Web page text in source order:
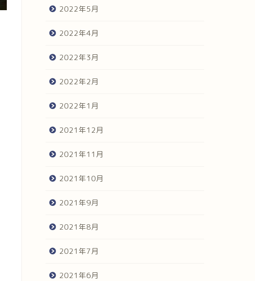
2022年5月
2022年4月
2022年3月
2022年2月
2022年1月
2021年12月
2021年11月
2021年10月
2021年9月
2021年8月
2021年7月
2021年6月